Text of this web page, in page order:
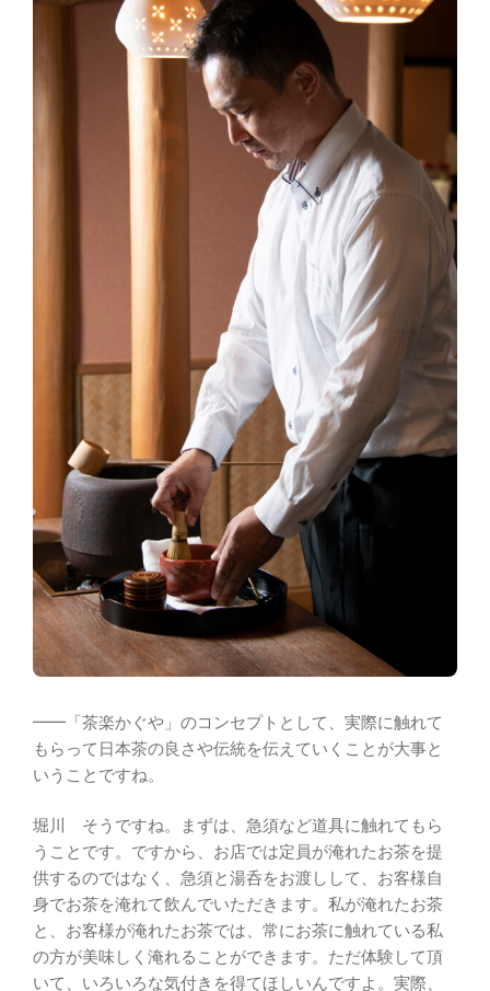
━━「茶楽かぐや」のコンセプトとして、実際に触れて
もらって日本茶の良さや伝統を伝えていくことが大事と
いうことですね。
堀川 そうですね。まずは、急須など道具に触れてもら
うことです。ですから、お店では定員が淹れたお茶を提
供するのではなく、急須と湯呑をお渡しして、お客様自
身でお茶を淹れて飲んでいただきます。私が淹れたお茶
と、お客様が淹れたお茶では、常にお茶に触れている私
の方が美味しく淹れることができます。ただ体験して頂
いて、いろいろな気付きを得てほしいんですよ。実際、